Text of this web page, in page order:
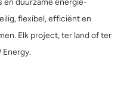
en duurzame energie-
flexibel, efficiënt en
Elk project, ter land of ter
Energy.